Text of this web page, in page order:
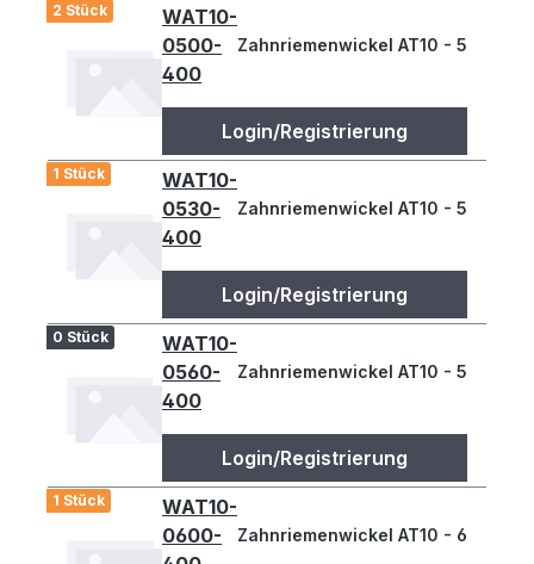
2 Stück
WAT10-
0500-
400
Zahnriemenwickel AT10 - 500
Login/Registrierung
1 Stück
WAT10-
0530-
400
Zahnriemenwickel AT10 - 530
Login/Registrierung
0 Stück
WAT10-
0560-
400
Zahnriemenwickel AT10 - 560
Login/Registrierung
1 Stück
WAT10-
0600-
Zahnriemenwickel AT10 - 600